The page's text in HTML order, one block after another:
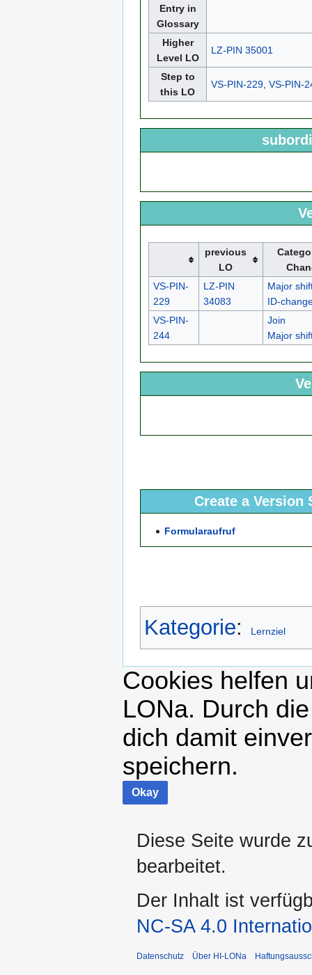
Entry in
Glossary
Higher
Level LO
LZ-PIN 35001
Step to
this LO
VS-PIN-229, VS-PIN-
previous
LO
VS-PIN-
229
LZ-PIN
34083
Major
ID-
VS-PIN-
244
Join
Major
Create a Version
Formularaufruf
Kategorie: Lernziel
Cookies helfen
LONa. Durch
dich damit
speichern.
Okay
Diese Seite wurde
bearbeitet.
Der Inhalt ist
NC-SA 4.0
Datenschutz Über HI-LONa